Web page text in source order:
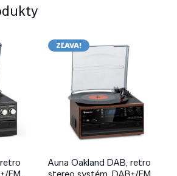
ZĽAVA!
Auna Oakland DAB, retro